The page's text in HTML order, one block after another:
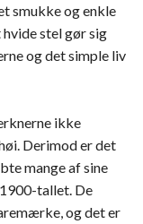
smukke og enkle
stel gør sig
og det simple liv
ikke
Derimod er det
mange af sine
tallet. De
og det er